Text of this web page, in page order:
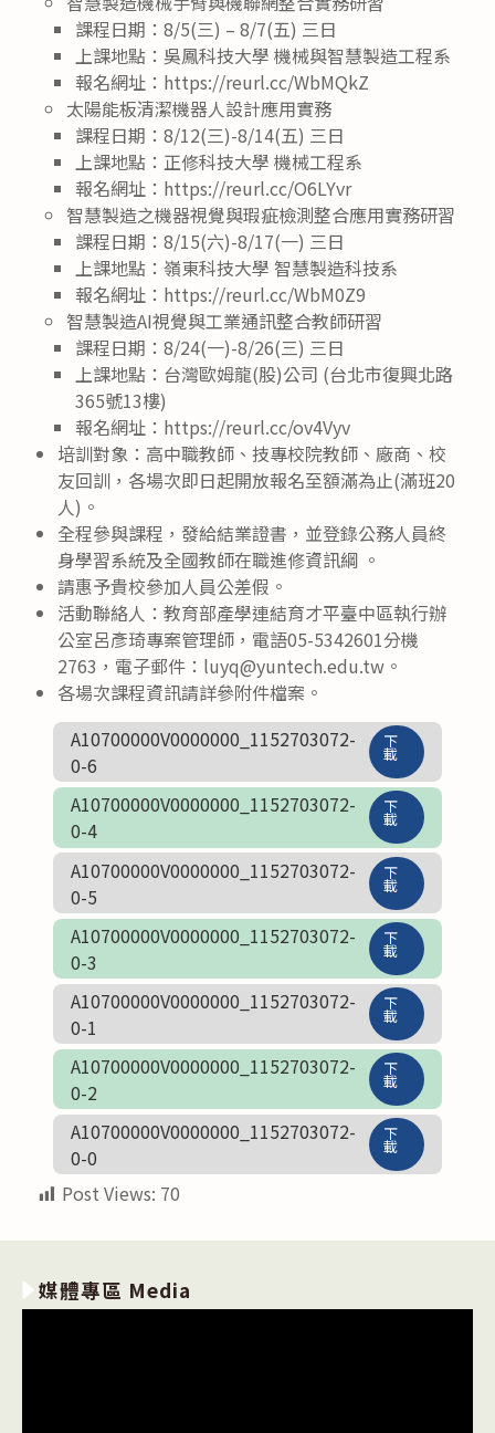
課程日期：8/5(三) – 8/7(五) 三日
上課地點：吳鳳科技大學 機械與智慧製造工程系
報名網址：https://reurl.cc/WbMQkZ
太陽能板清潔機器人設計應用實務
課程日期：8/12(三)-8/14(五) 三日
上課地點：正修科技大學 機械工程系
報名網址：https://reurl.cc/O6LYvr
智慧製造之機器視覺與瑕疵檢測整合應用實務研習
課程日期：8/15(六)-8/17(一) 三日
上課地點：嶺東科技大學 智慧製造科技系
報名網址：https://reurl.cc/WbM0Z9
智慧製造AI視覺與工業通訊整合教師研習
課程日期：8/24(一)-8/26(三) 三日
上課地點：台灣歐姆龍(股)公司 (台北市復興北路
365號13樓)
報名網址：https://reurl.cc/ov4Vyv
培訓對象：高中職教師、技專校院教師、廠商、校
友回訓，各場次即日起開放報名至額滿為止(滿班20
人)。
全程參與課程，發給結業證書，並登錄公務人員終
身學習系統及全國教師在職進修資訊綱 。
請惠予貴校參加人員公差假。
活動聯絡人：教育部產學連結育才平臺中區執行辦
公室呂彥琦專案管理師，電語05-5342601分機
2763，電子郵件：luyq@yuntech.edu.tw。
各場次課程資訊請詳參附件檔案。
A10700000V0000000_1152703072-
0-6
下
載
A10700000V0000000_1152703072-
0-4
下
載
A10700000V0000000_1152703072-
0-5
下
載
A10700000V0000000_1152703072-
0-3
下
載
A10700000V0000000_1152703072-
0-1
下
載
A10700000V0000000_1152703072-
0-2
下
載
A10700000V0000000_1152703072-
0-0
下
載
Post Views: 70
媒體專區 Media